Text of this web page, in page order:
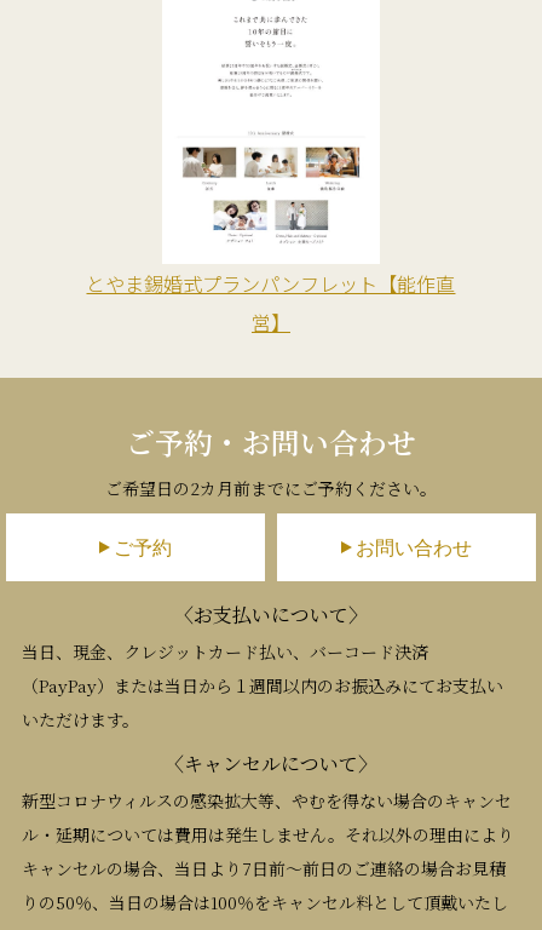
とやま錫婚式プランパンフレット【能作直
営】
ご予約・お問い合わせ
ご希望日の2カ月前までにご予約ください。
ご予約 お問い合わせ
〈お支払いについて〉
当日、現金、クレジットカード払い、バーコード決済
（PayPay）または当日から１週間以内のお振込みにてお支払い
いただけます。
〈キャンセルについて〉
新型コロナウィルスの感染拡大等、やむを得ない場合のキャンセ
ル・延期については費用は発生しません。それ以外の理由により
キャンセルの場合、当日より7日前～前日のご連絡の場合お見積
りの50％、当日の場合は100％をキャンセル料として頂戴いたし